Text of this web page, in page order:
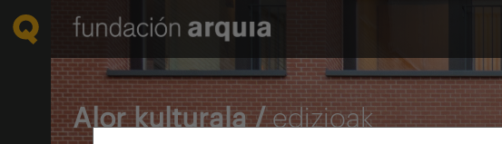
Alor kulturala /edizioak